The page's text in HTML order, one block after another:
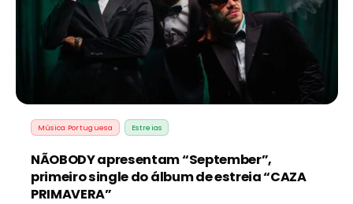
Música Portuguesa Estreias
NÃOBODY apresentam “September”,
primeiro single do álbum de estreia “CAZA
PRIMAVERA”